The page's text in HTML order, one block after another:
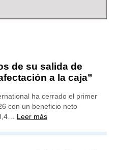
de su salida de
a la caja”
ha cerrado el primer
con un beneficio neto
Leer más